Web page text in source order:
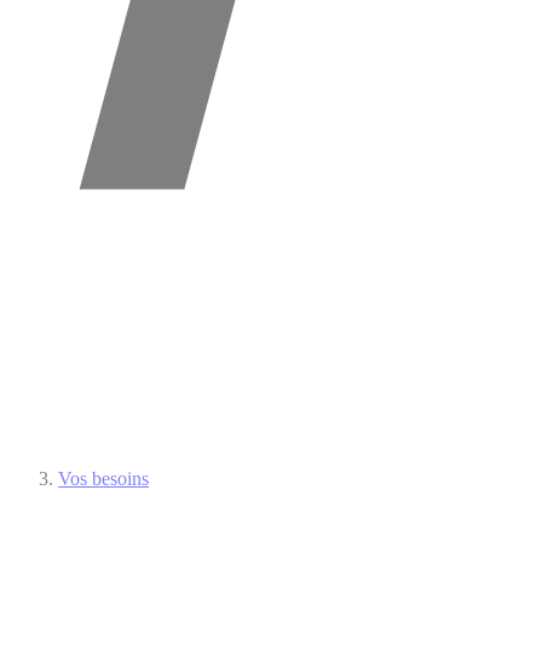
Vos besoins